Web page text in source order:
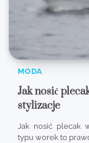
MODA
Jak nosić
stylizacje
Jak nosić plecak
typu worek to